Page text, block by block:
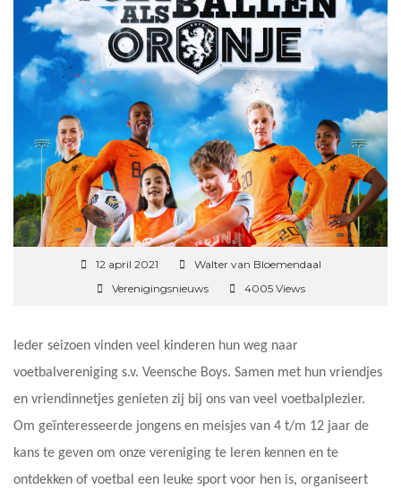
12 april 2021
Walter van Bloemendaal
Verenigingsnieuws
4005 Views
Ieder seizoen vinden veel kinderen hun weg naar
voetbalvereniging s.v. Veensche Boys. Samen met hun vriendjes
en vriendinnetjes genieten zij bij ons van veel voetbalplezier.
Om geïnteresseerde jongens en meisjes van 4 t/m 12 jaar de
kans te geven om onze vereniging te leren kennen en te
ontdekken of voetbal een leuke sport voor hen is, organiseert